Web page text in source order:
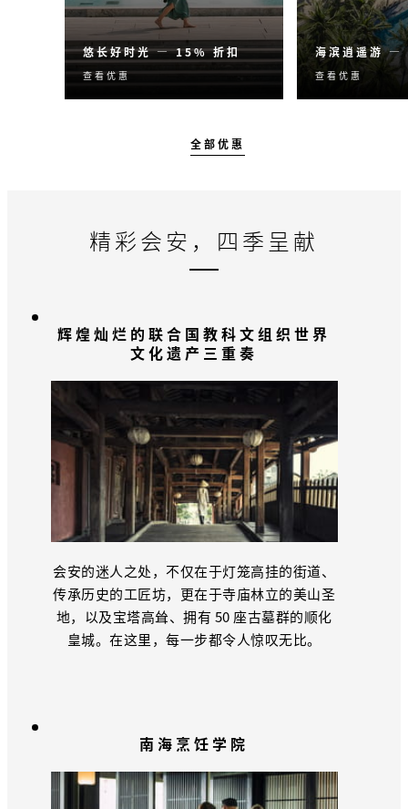
悠长好时光 — 15% 折扣
入住三晚或以上，尊享含早
套餐 15% 折扣。
查看优惠
海滨逍遥游 —
开启您的会安
享含早套餐
查看优惠
全部优惠
精彩会安，四季呈献
辉煌灿烂的联合国教科文组织世界
文化遗产三重奏
会安的迷人之处，不仅在于灯笼高挂的街道、
传承历史的工匠坊，更在于寺庙林立的美山圣
地，以及宝塔高耸、拥有 50 座古墓群的顺化
皇城。在这里，每一步都令人惊叹无比。
南海烹饪学院